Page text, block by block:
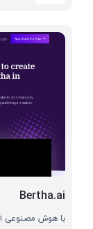
Bertha.ai